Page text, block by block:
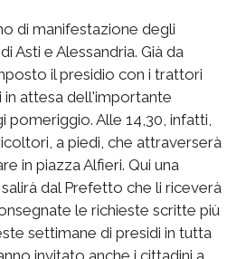
di manifestazione degli
Asti e Alessandria. Già da
il presidio con i trattori
in attesa dell'importante
Alle 14,30, infatti,
a piedi, che attraverserà
in piazza Alfieri. Qui una
dal Prefetto che li riceverà
le richieste scritte più
settimane di presidi in tutta
invitato anche i cittadini a